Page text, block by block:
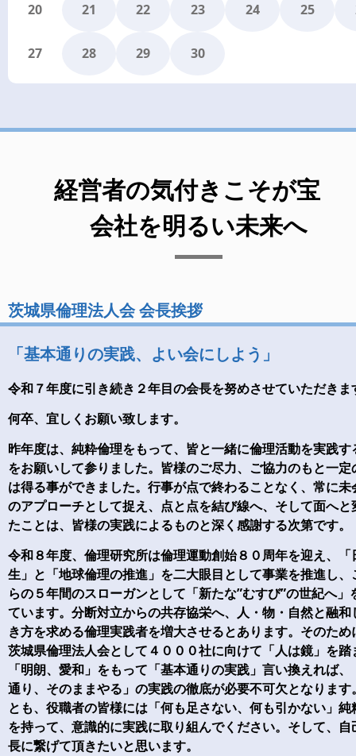
20 21 22 23 24 25
27 28 29 30
経営者の気付きこそが宝
会社を明るい未来へ
茨城県倫理法人会 会長挨拶
「基本通りの実践、よい会にしよう」
令和７年度に引き続き２年目の会長を努めさせていただきま
何卒、宜しくお願い致します。
昨年度は、純粋倫理をもって、皆と一緒に倫理活動を実践す
をお願いして参りました。皆様のご尽力、ご協力のもと一定
は得る事ができました。行事が点で終わることなく、常に未
のアプローチとして捉え、点と点を結び線へ、そして面へと
たことは、皆様の実践によるものと深く感謝する次第です。
令和８年度、倫理研究所は倫理運動創始８０周年を迎え、「
生」と「地球倫理の推進」を二大眼目として事業を推進し、
らの５年間のスローガンとして「新たな”むすび”の世紀へ」
ています。分断対立からの共存協栄へ、人・物・自然と融和
き方を求める倫理実践者を増大させるとあります。そのため
茨城県倫理法人会として４０００社に向けて「人は鏡」を踏
「明朗、愛和」をもって「基本通りの実践」言い換えれば、
通り、そのままやる」の実践の徹底が必要不可欠となります
とも、役職者の皆様には「何も足さない、何も引かない」純
を持って、意識的に実践に取り組んでください。そして、自
長に繋げて頂きたいと思います。